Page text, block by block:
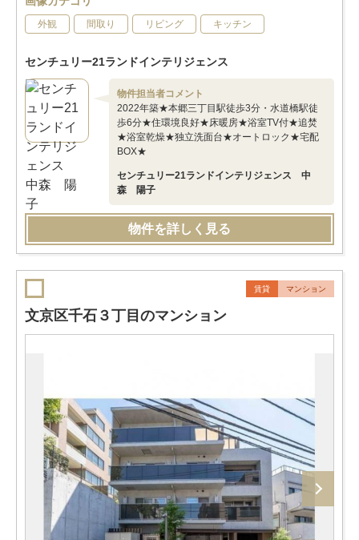
外観 間取り リビング キッチン
センチュリー21ランドインテリジェンス
物件担当者コメント
2022年築★本郷三丁目駅徒歩3分・水道橋駅徒
歩6分★住環境良好★床暖房★浴室TV付★追焚
★浴室乾燥★独立洗面台★オートロック★宅配
BOX★
センチュリー21ランドインテリジェンス 中
森 陽子
物件を詳しく見る
賃貸 マンション
文京区千石３丁目のマンション